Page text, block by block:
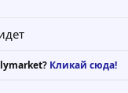
Кликай сюда!